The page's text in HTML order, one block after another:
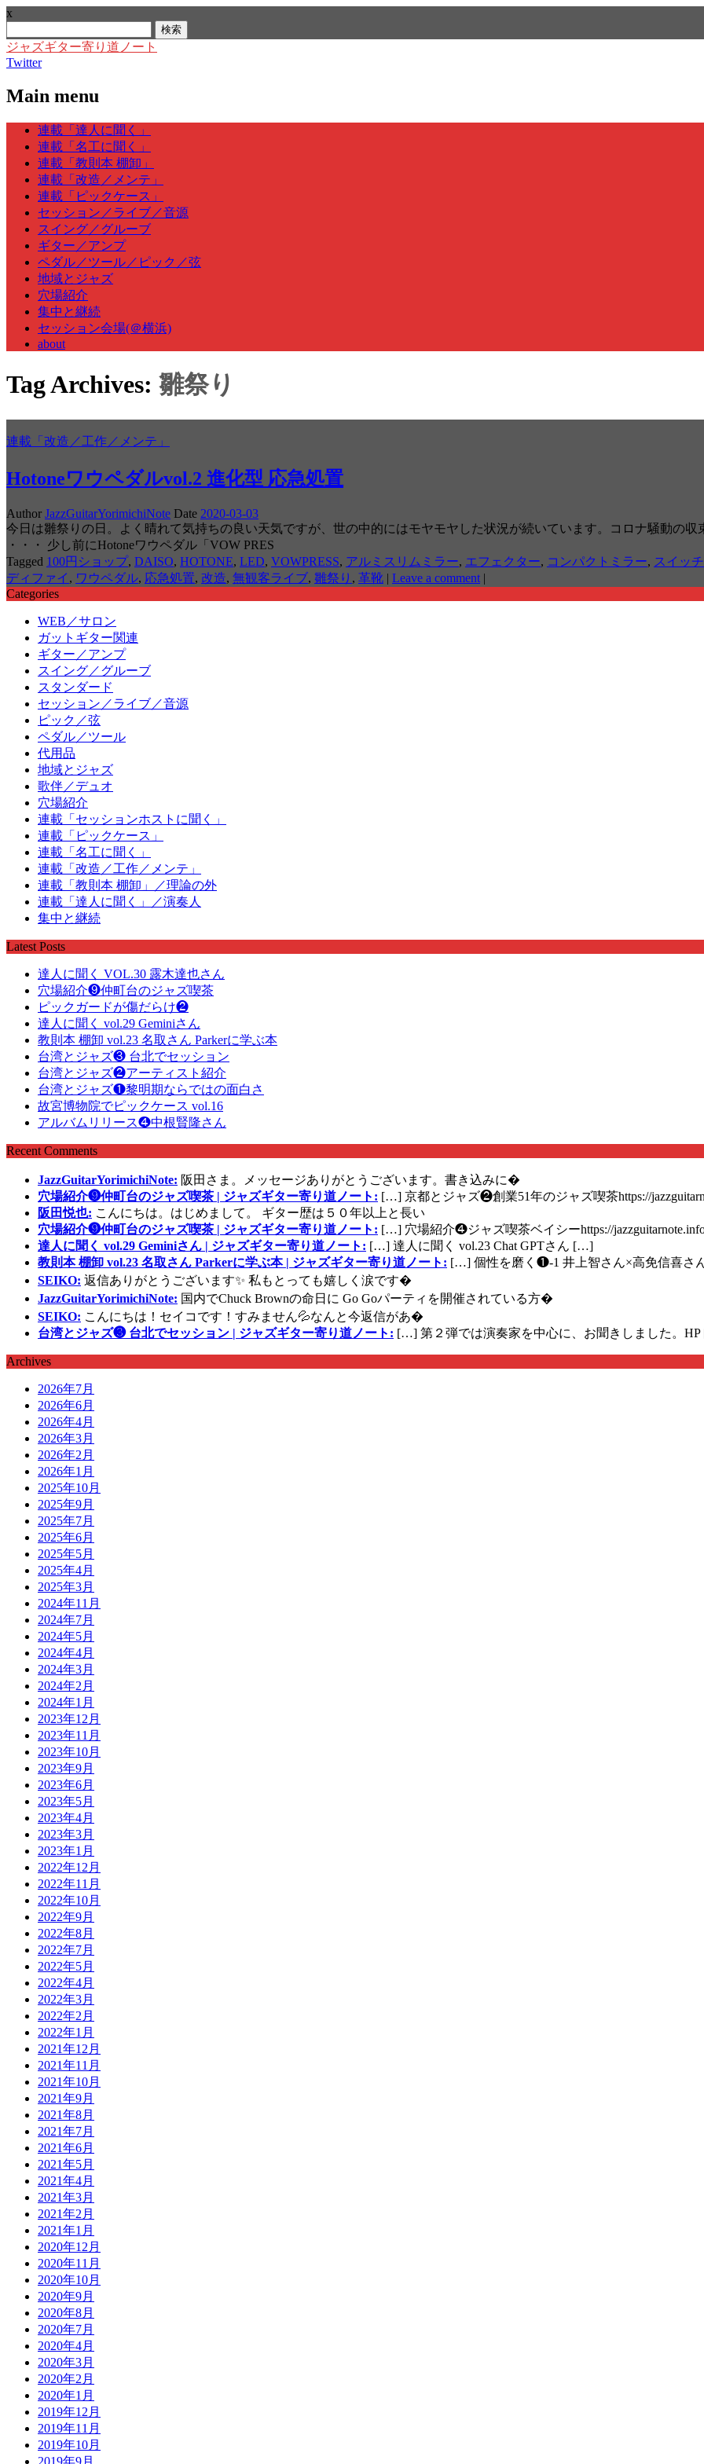
x
索:
ジャズギター寄り道ノート
Twitter
Main menu
Skip
content
連載「達人に聞く」
連載「名工に聞く」
連載「教則本 棚卸」
連載「改造／メンテ」
連載「ピックケース」
セッション／ライブ／音源
スイング／グルーブ
ギター／アンプ
ペダル／ツール／ピック／弦
地域とジャズ
穴場紹介
集中と継続
セッション会場(＠横浜)
about
Tag Archives: 雛祭り
連載「改造／工作／メンテ」
Hotoneワウペダルvol.2 進化型 応急処置
Author JazzGuitarYorimichiNote Date 2020-03-03
今日は雛祭りの日。よく晴れて気持ちの良い天気ですが、世の中的にはモヤモヤした状況が続いています。コロナ騒動の収
・・・ 少し前にHotoneワウペダル「VOW PRES
Tagged 100円ショップ, DAISO, HOTONE, LED, VOWPRESS, アルミスリムミラー, エフェクター, コンパクトミラー, スイッ
ディファイ , ワウペダル, 応急処置, 改造, 無観客ライブ, 雛祭り , 革靴 | Leave a comment |
Categories
WEB／サロン
ガットギター関連
ギター／アンプ
スイング／グルーブ
スタンダード
セッション／ライブ／音源
ピック／弦
ペダル／ツール
代用品
地域とジャズ
歌伴／デュオ
穴場紹介
連載「セッションホストに聞く」
連載「ピックケース」
連載「名工に聞く」
連載「改造／工作／メンテ」
連載「教則本 棚卸」／理論の外
連載「達人に聞く」／演奏人
集中と継続
Latest Posts
達人に聞く VOL.30 露木達也さん
穴場紹介❾仲町台のジャズ喫茶
ピックガードが傷だらけ❷
達人に聞く vol.29 Geminiさん
教則本 棚卸 vol.23 名取さん Parkerに学ぶ本
台湾とジャズ❸ 台北でセッション
台湾とジャズ❷アーティスト紹介
台湾とジャズ❶黎明期ならではの面白さ
故宮博物院でピックケース vol.16
アルバムリリース❹中根賢隆さん
Recent Comments
JazzGuitarYorimichiNote: 阪田さま。メッセージありがとうございます。書き込みに�
穴場紹介❾仲町台のジャズ喫茶 | ジャズギター寄り道ノート: […] 京都とジャズ❷創業51年のジャズ喫茶https://
阪田悦也: こんにちは。はじめまして。 ギター歴は５０年以上と長い
穴場紹介❾仲町台のジャズ喫茶 | ジャズギター寄り道ノート: […] 穴場紹介❹ジャズ喫茶ベイシーhttps://
達人に聞く vol.29 Geminiさん | ジャズギター寄り道ノート: […] 達人に聞く vol.23 Chat GPTさん […]
教則本 棚卸 vol.23 名取さん Parkerに学ぶ本 | ジャズギター寄り道ノート: […] 個性を磨く❶-1 井上智さん×高免信喜さん
SEIKO: 返信ありがとうございます✨ 私もとっても嬉しく涙です�
JazzGuitarYorimichiNote: 国内でChuck Brownの命日に Go Goパーティを開催されている方�
SEIKO: こんにちは！セイコです！すみません💦なんと今返信があ�
台湾とジャズ❸ 台北でセッション | ジャズギター寄り道ノート: […] 第２弾では演奏家を中心に、お聞きしました。
Archives
2026年7月
2026年6月
2026年4月
2026年3月
2026年2月
2026年1月
2025年10月
2025年9月
2025年7月
2025年6月
2025年5月
2025年4月
2025年3月
2024年11月
2024年7月
2024年5月
2024年4月
2024年3月
2024年2月
2024年1月
2023年12月
2023年11月
2023年10月
2023年9月
2023年6月
2023年5月
2023年4月
2023年3月
2023年1月
2022年12月
2022年11月
2022年10月
2022年9月
2022年8月
2022年7月
2022年5月
2022年4月
2022年3月
2022年2月
2022年1月
2021年12月
2021年11月
2021年10月
2021年9月
2021年8月
2021年7月
2021年6月
2021年5月
2021年4月
2021年3月
2021年2月
2021年1月
2020年12月
2020年11月
2020年10月
2020年9月
2020年8月
2020年7月
2020年4月
2020年3月
2020年2月
2020年1月
2019年12月
2019年11月
2019年10月
2019年9月